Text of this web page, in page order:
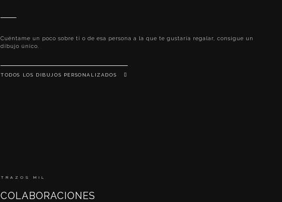
Cuéntame un poco sobre ti o de esa persona a la que te gustaría regalar, consigue un
dibujo único.
TODOS LOS DIBUJOS PERSONALIZADOS
TRAZOS MIL
COLABORACIONES